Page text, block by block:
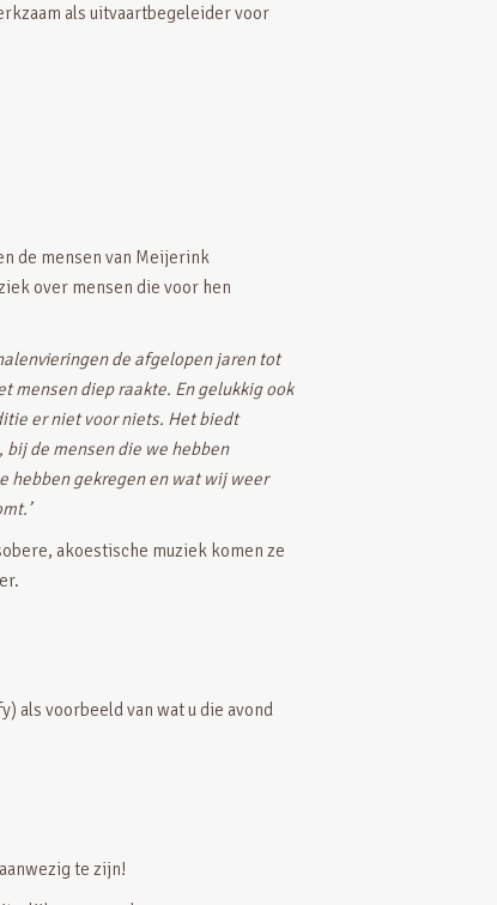
als uitvaartbegeleider voor
de mensen van Meijerink
over mensen die voor hen
de afgelopen jaren tot
mensen diep raakte. En gelukkig ook
er niet voor niets. Het biedt
de mensen die we hebben
hebben gekregen en wat wij weer
akoestische muziek komen ze
als voorbeeld van wat u die avond
te zijn!